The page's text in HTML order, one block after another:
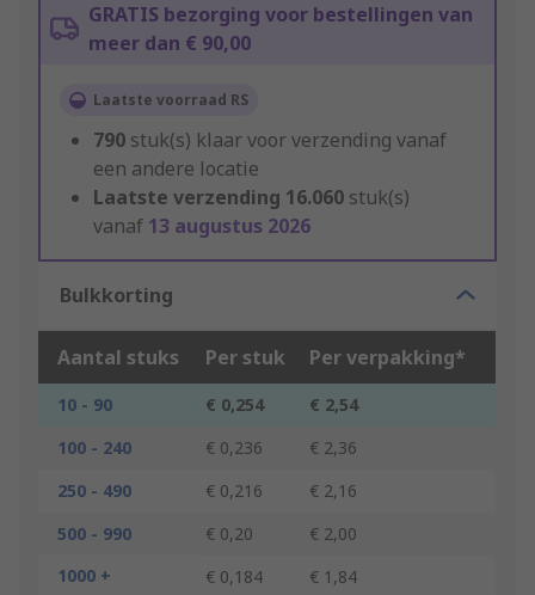
GRATIS bezorging voor bestellingen van
meer dan € 90,00
Laatste voorraad RS
790 stuk(s) klaar voor verzending vanaf
een andere locatie
Laatste verzending 16.060 stuk(s)
vanaf 13 augustus 2026
Bulkkorting
Aantal stuks Per stuk Per verpakking*
10 - 90 € 0,254
€ 2,54
100 - 240
€ 0,236
€ 2,36
250 - 490
€ 0,216
€ 2,16
500 - 990
€ 0,20
€ 2,00
1000 +
€ 0,184 € 1,84